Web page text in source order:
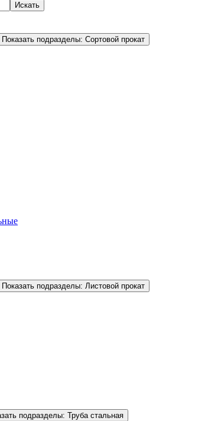
Искать
Показать подразделы: Сортовой прокат
Показать подразделы: Листовой прокат
подразделы: Труба стальная